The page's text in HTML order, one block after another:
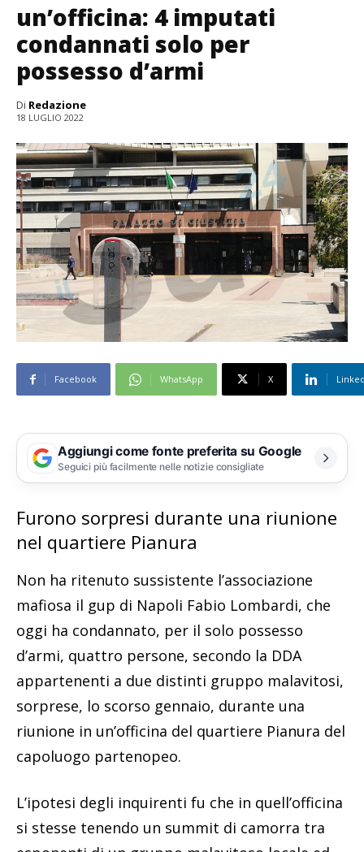
un’officina: 4 imputati
condannati solo per
possesso d’armi
Di Redazione
18 LUGLIO 2022
Facebook WhatsApp X
Aggiungi come fonte preferita su Google
Seguici più facilmente nelle notizie consigliate
Furono sorpresi durante una riunione
nel quartiere Pianura
Non ha ritenuto sussistente l’associazione
mafiosa il gup di Napoli Fabio Lombardi, che
oggi ha condannato, per il solo possesso
d’armi, quattro persone, secondo la DDA
appartenenti a due distinti gruppo malavitosi,
sorprese, lo scorso gennaio, durante una
riunione in un’officina del quartiere Pianura del
capoluogo partenopeo.
L’ipotesi degli inquirenti fu che in quell’officina
si stesse tenendo un summit di camorra tra